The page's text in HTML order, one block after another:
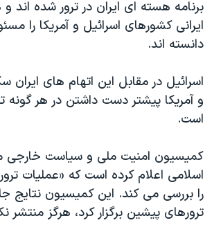
برنامه هسته ای ايران در ترور شده اند
ايرانی کشورهای اسرائيل و آمريکا را
دانسته اند.
اسرائیل در مقابل این اتهام های ایران
و آمریکا پیشتر دست داشتن در هر گونه
است.
کمیسیون امنیت ملی و سیاست
اسلامی اعلام کرده است که «عملیات
را بررسی می کند. این کمیسیون نتایج
ترورهای پیشین برگزار کرد، هرگز منتشر